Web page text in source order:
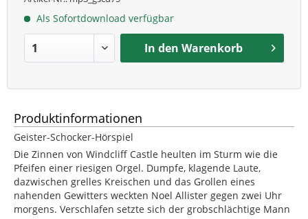
Als Sofortdownload verfügbar
In den Warenkorb
Produktinformationen
Geister-Schocker-Hörspiel
Die Zinnen von Windcliff Castle heulten im Sturm wie die
Pfeifen einer riesigen Orgel. Dumpfe, klagende Laute,
dazwischen grelles Kreischen und das Grollen eines
nahenden Gewitters weckten Noel Allister gegen zwei Uhr
morgens. Verschlafen setzte sich der grobschlächtige Mann